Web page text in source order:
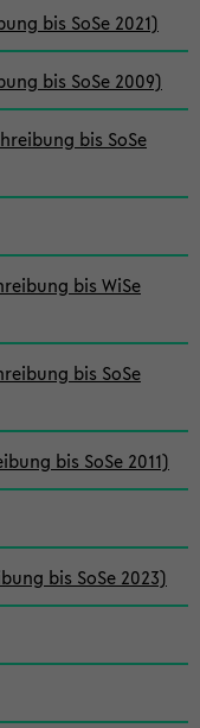
bis SoSe 2021)
bis SoSe 2009)
bis SoSe
bis WiSe
bis SoSe
bis SoSe 2011)
bis SoSe 2023)